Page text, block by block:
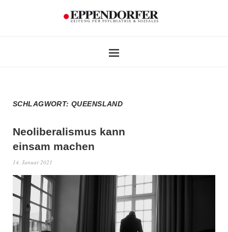
SCHLAGWORT:QUEENSLAND
Neoliberalismus kann
einsam machen
14. Januar 2021